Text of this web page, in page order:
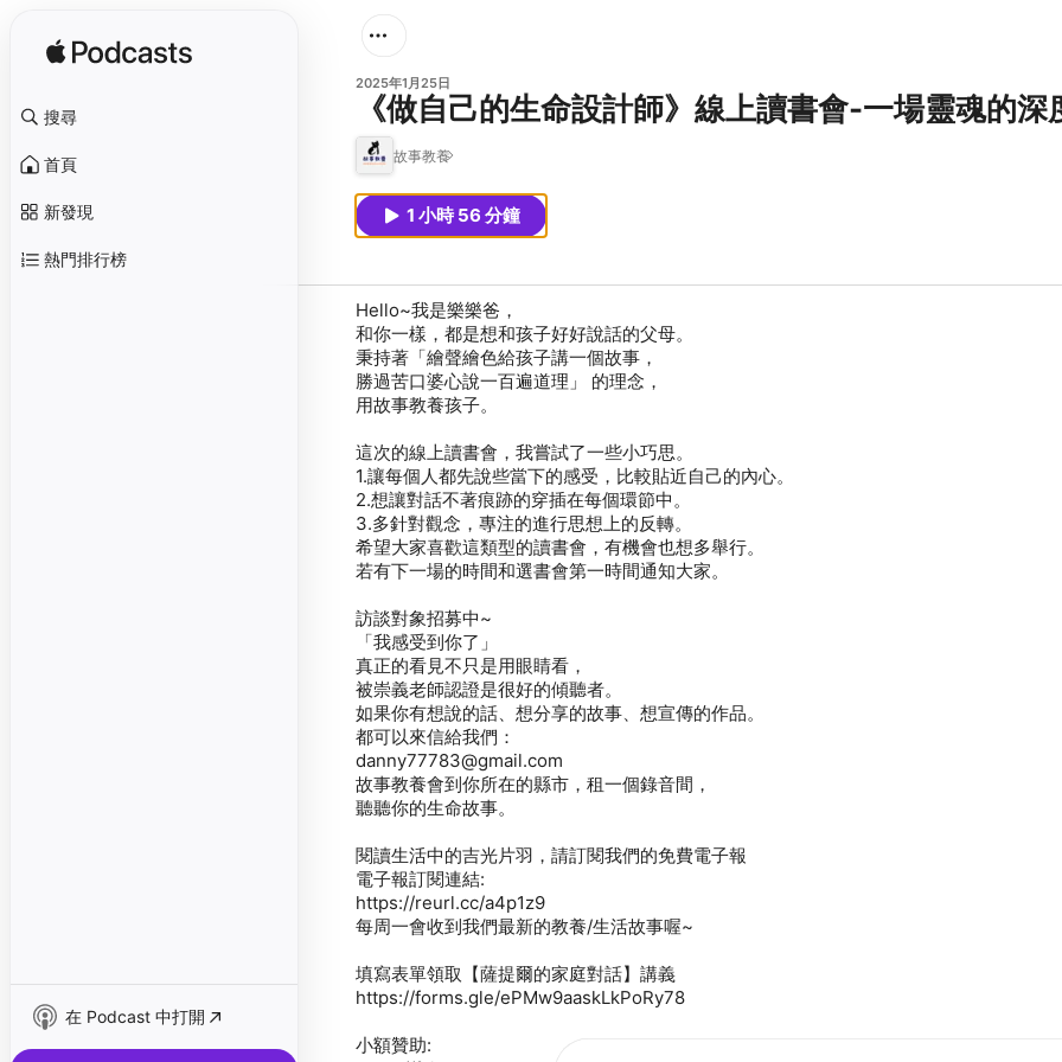
搜尋
首頁
新發現
熱門排行榜
在 Podcast 中打開
2025年1月25日
《做自己的生命設計師》線上讀書會-一場靈魂的深
故事教養
1 小時 56 分鐘
Hello~我是樂樂爸，
和你一樣，都是想和孩子好好說話的父母。
秉持著「繪聲繪色給孩子講一個故事，
勝過苦口婆心說一百遍道理」 的理念，
用故事教養孩子。
這次的線上讀書會，我嘗試了一些小巧思。
1.讓每個人都先說些當下的感受，比較貼近自己的內心。
2.想讓對話不著痕跡的穿插在每個環節中。
3.多針對觀念，專注的進行思想上的反轉。
希望大家喜歡這類型的讀書會，有機會也想多舉行。
若有下一場的時間和選書會第一時間通知大家。
訪談對象招募中~
「我感受到你了」
真正的看見不只是用眼睛看，
被崇義老師認證是很好的傾聽者。
如果你有想說的話、想分享的故事、想宣傳的作品。
都可以來信給我們：
danny77783@gmail.com
故事教養會到你所在的縣市，租一個錄音間，
聽聽你的生命故事。
閱讀生活中的吉光片羽，請訂閱我們的免費電子報
電子報訂閱連結:
https://reurl.cc/a4p1z9
每周一會收到我們最新的教養/生活故事喔~
填寫表單領取【薩提爾的家庭對話】講義
https://forms.gle/ePMw9aaskLkPoRy78
小額贊助: